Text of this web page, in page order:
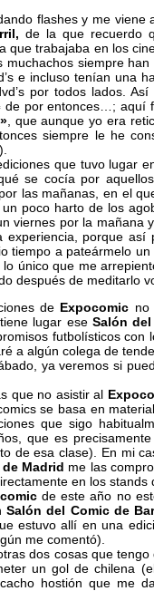
flashes y me
de la que recuerdo
que trabajaba en los
muchachos siempre
e incluso tenían una
por todos lados.
de por entonces…; aquí
, que aunque yo era
siempre le he
que tuvo lugar
se cocía por
las mañanas, en el
poco harto de los
viernes por la mañana
porque
tiempo a pateármelo
único que me
después de meditarlo
de Expocomic no
lugar ese Salón
futbolísticos con
a algún colega de
ya veremos si
que no asistir al
se basa en
que sigo
que es
de esa clase). En mi
Madrid me las
en los stands
de este año no
Salón del Comic de
estuvo allí en una
me comentó).
dos cosas que
un gol de chilena
hostión que me